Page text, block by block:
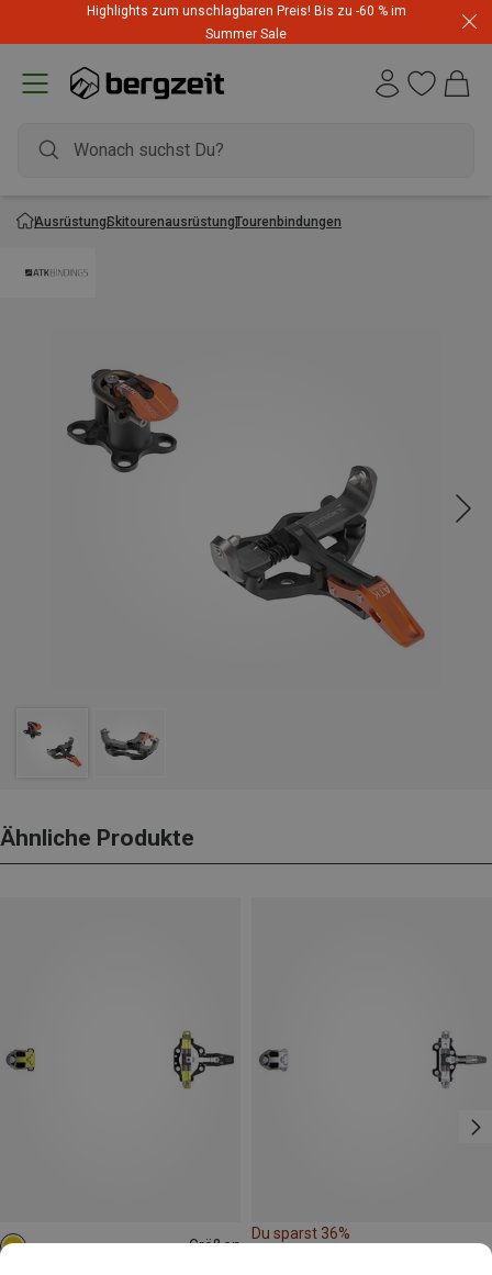
Highlights zum unschlagbaren Preis! Bis zu -60 % im
Summer Sale
AusrüstungSkitourenausrüstungTourenbindungen
Ähnliche Produkte
Größen
Du sparst 36%